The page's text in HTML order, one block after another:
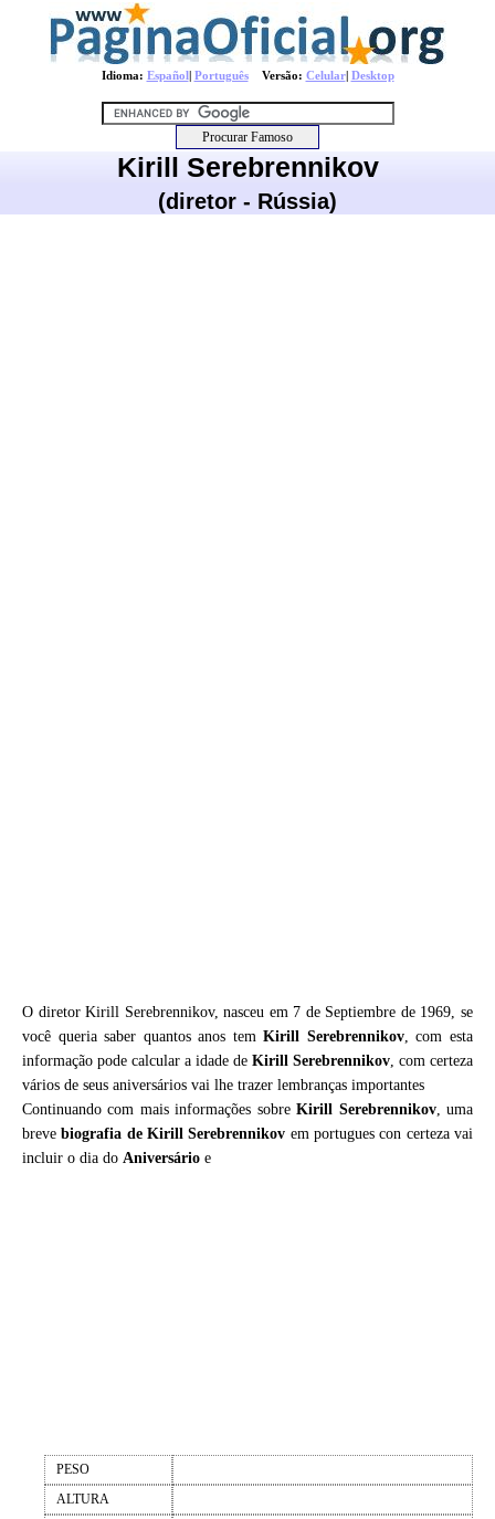
Idioma: Español| PortuguêsVersão: Celular| Desktop
Kirill Serebrennikov
(diretor - Rússia)
O diretor Kirill Serebrennikov, nasceu em 7 de Septiembre de 1969, se
você queria saber quantos anos temKirill Serebrennikov, com esta
informação pode calcular a idade de Kirill Serebrennikov, com certeza
vários de seus aniversários vai lhe trazer lembranças importantes
Continuando com mais informações sobreKirill Serebrennikov, uma
brevebiografia deKirill Serebrennikov em portugues con certeza vai
incluir o dia do Aniversário e
PESO
ALTURA